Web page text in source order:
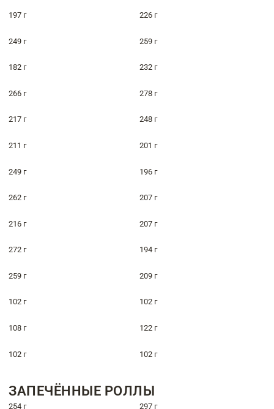
197 г 226 г
249 г 259 г
182 г 232 г
266 г 278 г
217 г 248 г
211 г 201 г
249 г 196 г
262 г 207 г
216 г 207 г
272 г 194 г
259 г 209 г
102 г 102 г
108 г 122 г
102 г 102 г
ЗАПЕЧЁННЫЕ РОЛЛЫ
254 г 297 г